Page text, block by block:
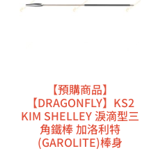
【預購商品】
【DRAGONFLY】KS2
KIM SHELLEY 淚滴型三
角鐵棒 加洛利特
(GAROLITE)棒身